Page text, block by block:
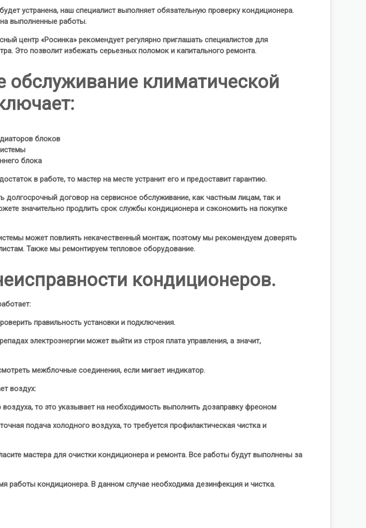
устранена, наш специалист выполняет обязательную проверку кондиционера.
выполненные работы.
центр «Росинка» рекомендует регулярно приглашать специалистов для
Это позволит избежать серьезных поломок и капитального ремонта.
обслуживание климатической
блоков
блока
в работе, то мастер на месте устранит его и предоставит гарантию.
долгосрочный договор на сервисное обслуживание, как частным лицам, так и
значительно продлить срок службы кондиционера и сэкономить на покупке
может повлиять некачественный монтаж, поэтому мы рекомендуем доверять
Также мы ремонтируем тепловое оборудование.
кондиционеров.
правильность установки и подключения.
электроэнергии может выйти из строя плата управления, а значит,
межблочные соединения, если мигает индикатор.
воздух:
воздуха, то это указывает на необходимость выполнить дозаправку фреоном
подача холодного воздуха, то требуется профилактическая чистка и
мастера для очистки кондиционера и ремонта. Все работы будут выполнены за
работы кондиционера. В данном случае необходима дезинфекция и чистка.